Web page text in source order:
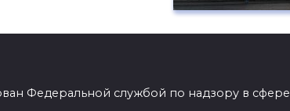
Федеральной службой по надзору в сфере